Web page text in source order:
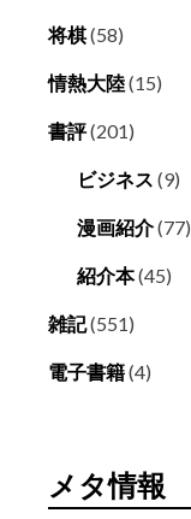
将棋(58)
情熱大陸(15)
書評(201)
ビジネス (9)
漫画紹介(77)
紹介本(45)
雑記(551)
電子書籍(4)
メタ情報